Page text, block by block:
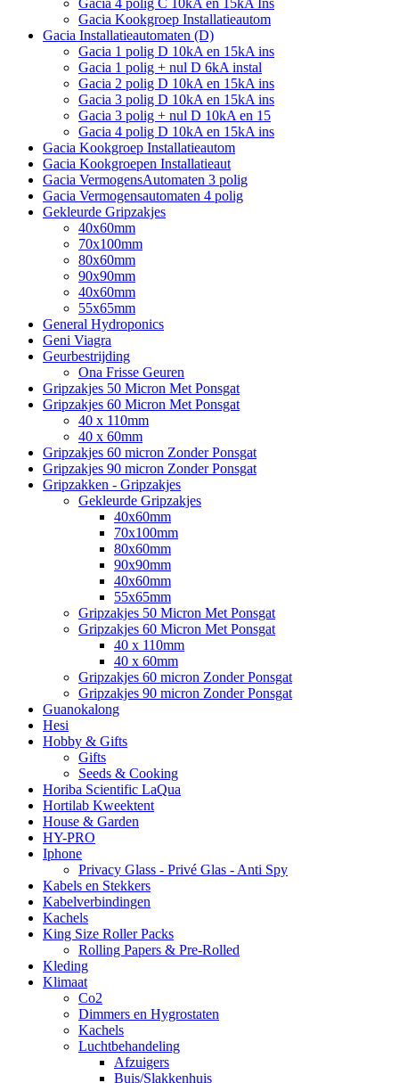
Gacia 4 polig C 10kA en 15kA Ins
Gacia Kookgroep Installatieautom
Gacia Installatieautomaten (D)
Gacia 1 polig D 10kA en 15kA ins
Gacia 1 polig + nul D 6kA instal
Gacia 2 polig D 10kA en 15kA ins
Gacia 3 polig D 10kA en 15kA ins
Gacia 3 polig + nul D 10kA en 15
Gacia 4 polig D 10kA en 15kA ins
Gacia Kookgroep Installatieautom
Gacia Kookgroepen Installatieaut
Gacia VermogensAutomaten 3 polig
Gacia Vermogensautomaten 4 polig
Gekleurde Gripzakjes
40x60mm
70x100mm
80x60mm
90x90mm
40x60mm
55x65mm
General Hydroponics
Geni Viagra
Geurbestrijding
Ona Frisse Geuren
Gripzakjes 50 Micron Met Ponsgat
Gripzakjes 60 Micron Met Ponsgat
40 x 110mm
40 x 60mm
Gripzakjes 60 micron Zonder Ponsgat
Gripzakjes 90 micron Zonder Ponsgat
Gripzakken - Gripzakjes
Gekleurde Gripzakjes
40x60mm
70x100mm
80x60mm
90x90mm
40x60mm
55x65mm
Gripzakjes 50 Micron Met Ponsgat
Gripzakjes 60 Micron Met Ponsgat
40 x 110mm
40 x 60mm
Gripzakjes 60 micron Zonder Ponsgat
Gripzakjes 90 micron Zonder Ponsgat
Guanokalong
Hesi
Hobby & Gifts
Gifts
Seeds & Cooking
Horiba Scientific LaQua
Hortilab Kweektent
House & Garden
HY-PRO
Iphone
Privacy Glass - Privé Glas - Anti Spy
Kabels en Stekkers
Kabelverbindingen
Kachels
King Size Roller Packs
Rolling Papers & Pre-Rolled
Kleding
Klimaat
Co2
Dimmers en Hygrostaten
Kachels
Luchtbehandeling
Afzuigers
Buis/Slakkenhuis